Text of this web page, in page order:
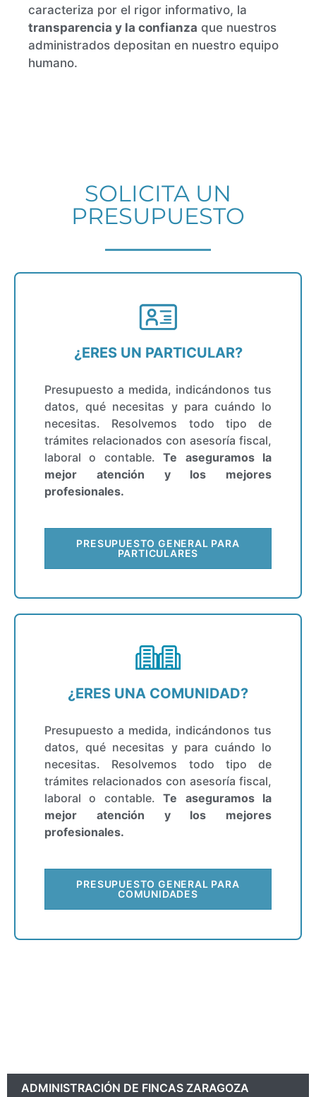
caracteriza por el rigor informativo, la
transparencia y la confianza que nuestros
administrados depositan en nuestro equipo
humano.
SOLICITA UN
PRESUPUESTO
¿ERES UN PARTICULAR?
Presupuesto a medida, indicándonos tus
datos, qué necesitas y para cuándo lo
necesitas. Resolvemos todo tipo de
trámites relacionados con asesoría fiscal,
laboral o contable.Te aseguramos la
mejor atención y los mejores
profesionales.
PRESUPUESTO GENERAL PARA
PARTICULARES
¿ERES UNA COMUNIDAD?
Presupuesto a medida, indicándonos tus
datos, qué necesitas y para cuándo lo
necesitas. Resolvemos todo tipo de
trámites relacionados con asesoría fiscal,
laboral o contable.Te aseguramos la
mejor atención y los mejores
profesionales.
PRESUPUESTO GENERAL PARA
COMUNIDADES
ADMINISTRACIÓN DE FINCAS ZARAGOZA